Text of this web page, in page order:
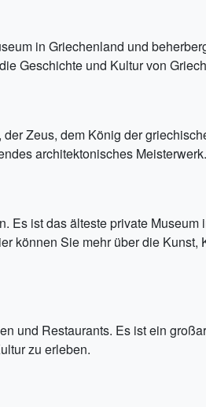
in Griechenland und
Geschichte und Kultur von
Zeus, dem König der
architektonisches Meisterwerk.
Es ist das älteste private
können Sie mehr über die
und Restaurants. Es ist ein
zu erleben.